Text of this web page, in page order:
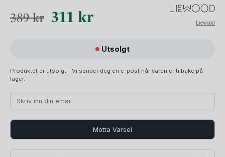
389kr Opprinnelig
389 kr.
311 krNåværende
er:
311 kr.
Liewood
Utsolgt
Produktet er utsolgt - Vi sender deg en e-post når varen er tilbake på
lager.
Motta Varsel